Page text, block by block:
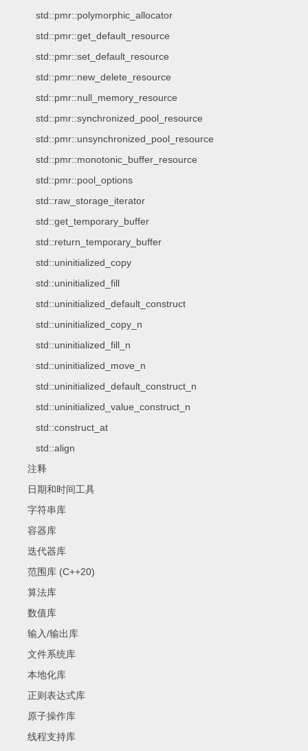
std::pmr::polymorphic_allocator
std::pmr::get_default_resource
std::pmr::set_default_resource
std::pmr::new_delete_resource
std::pmr::null_memory_resource
std::pmr::synchronized_pool_resource
std::pmr::unsynchronized_pool_resource
std::pmr::monotonic_buffer_resource
std::pmr::pool_options
std::raw_storage_iterator
std::get_temporary_buffer
std::return_temporary_buffer
std::uninitialized_copy
std::uninitialized_fill
std::uninitialized_default_construct
std::uninitialized_copy_n
std::uninitialized_fill_n
std::uninitialized_move_n
std::uninitialized_default_construct_n
std::uninitialized_value_construct_n
std::construct_at
std::align
注释
日期和时间工具
字符串库
容器库
迭代器库
范围库 (C++20)
算法库
数值库
输入/输出库
文件系统库
本地化库
正则表达式库
原子操作库
线程支持库